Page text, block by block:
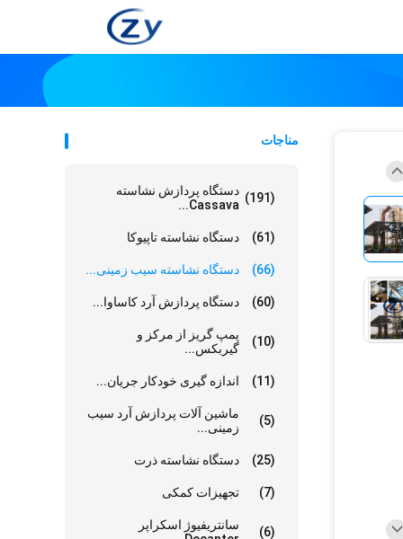
مناجات
دستگاه پردازش نشاسته
Cassava...
(191)
دستگاه نشاسته تاپیوکا (61)
دستگاه نشاسته سیب زمینی... (66)
دستگاه پردازش آرد کاساوا... (60)
پمپ گریز از مرکز و
گیربکس...
(10)
اندازه گیری خودکار جریان... (11)
ماشین آلات پردازش آرد سیب
زمینی...
(5)
دستگاه نشاسته ذرت (25)
تجهیزات کمکی (7)
سانتریفیوژ اسکراپر
(6)